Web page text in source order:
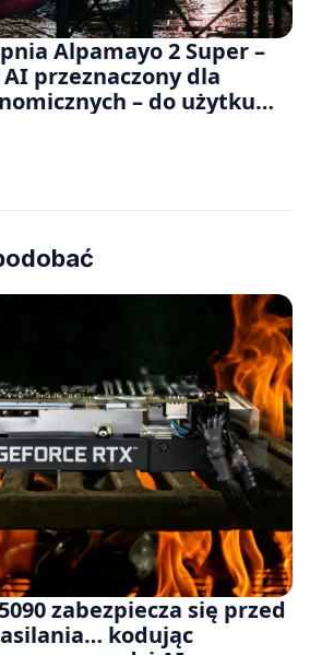
Alpamayo 2 Super –
przeznaczony dla
– do użytku
zabezpiecza się przed
kodując